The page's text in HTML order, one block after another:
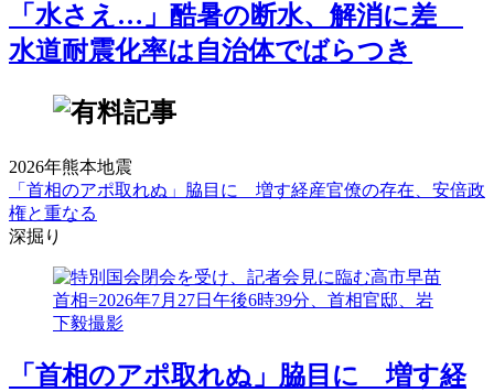
「水さえ…」酷暑の断水、解消に差
水道耐震化率は自治体でばらつき
2026年熊本地震
「首相のアポ取れぬ」脇目に 増す経産官僚の存在、安倍政
権と重なる
深掘り
「首相のアポ取れぬ」脇目に 増す経